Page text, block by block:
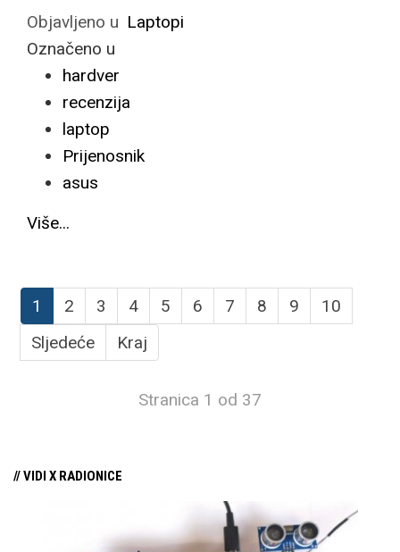
Objavljeno u Laptopi
Označeno u
hardver
recenzija
laptop
Prijenosnik
asus
Više...
1 2 3 4 5 6 7 8 9
10
Sljedeće
Kraj
Stranica 1 od 37
// VIDI X RADIONICE